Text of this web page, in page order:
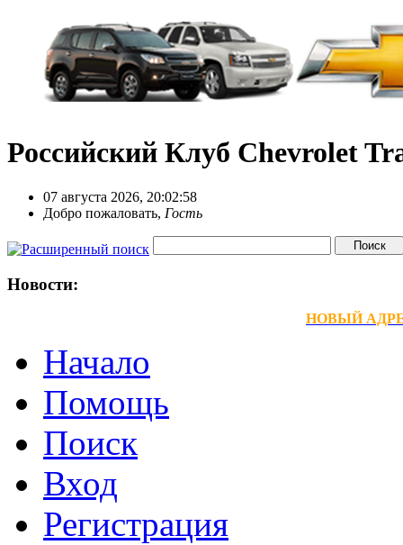
Российский Клуб Chevrolet
07 августа 2026, 20:02:58
Добро пожаловать, Гость
Новости:
НОВЫЙ АДРЕС
Начало
Помощь
Поиск
Вход
Регистрация